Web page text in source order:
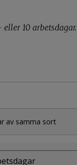
10 arbetsdagar.
av samma sort